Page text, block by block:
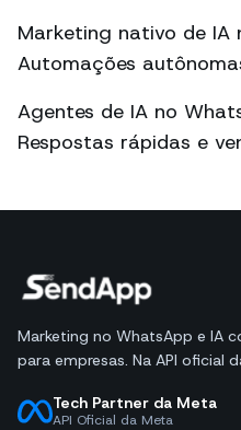
Marketing nativo de IA
Automações
Agentes de IA no
Respostas rápidas e
Marketing no WhatsApp e IA
para empresas. Na API oficial
Tech Partner da Meta
API Oficial da Meta